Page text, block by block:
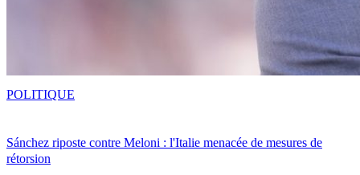
Sánchez riposte contre Meloni : l'Italie menacée de mesures de
rétorsion
POLITIQUE